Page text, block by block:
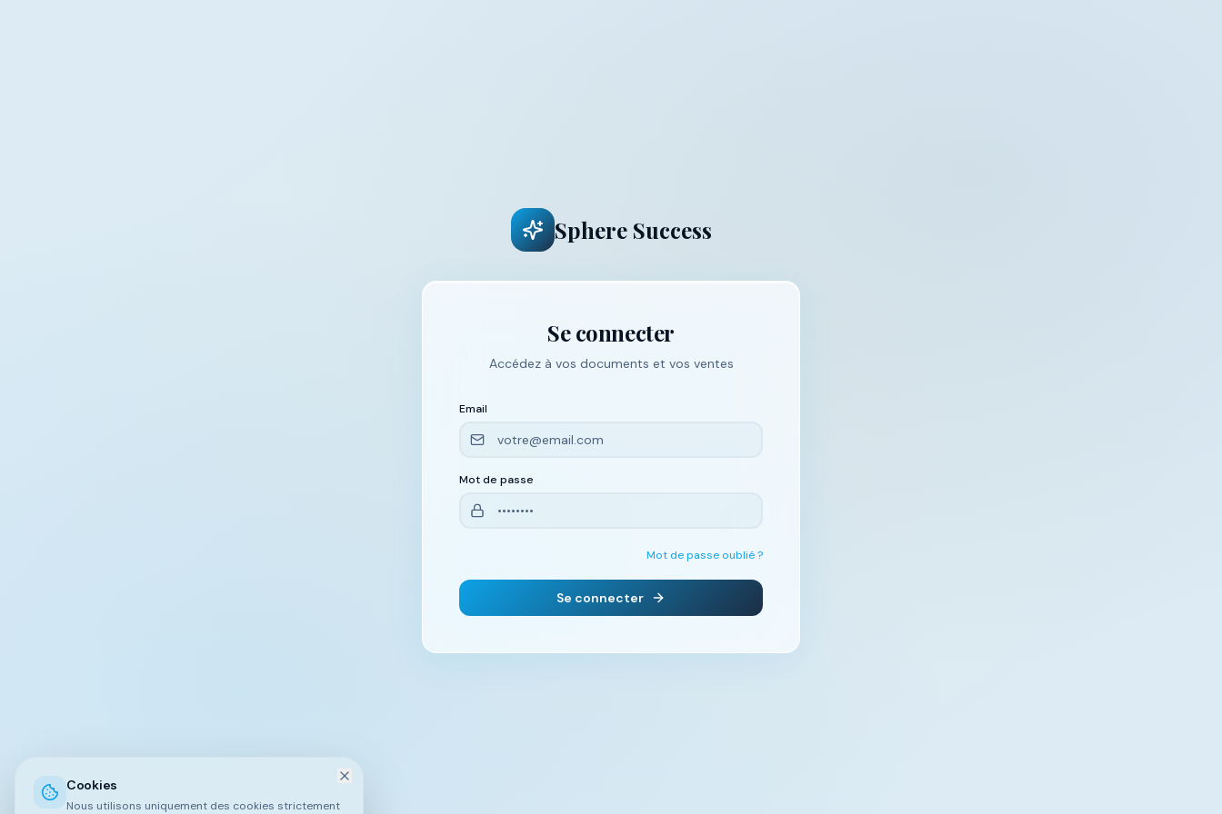
Sphere Success
Se connecter
Accédez à vos documents et vos ventes
Email
Mot de passe
Mot de passe oublié ?
Se connecter
Cookies
Nous utilisons uniquement des cookies strictement